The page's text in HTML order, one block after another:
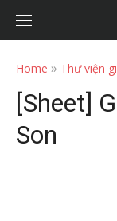
Home » Thư viện
[Sheet]
Son